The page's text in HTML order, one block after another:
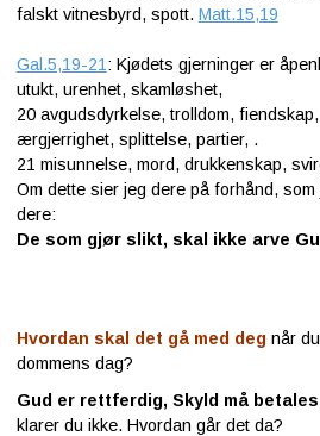
falskt vitnesbyrd, spott. Matt.15,19
Gal.5,19-21 : Kjødets gjerninger er
utukt, urenhet, skamløshet,
20 avgudsdyrkelse, trolldom,
ærgjerrighet, splittelse, partier, .
21 misunnelse, mord, drukkenskap,
Om dette sier jeg dere på forhånd,
dere:
De som gjør slikt, skal ikke arve
Hvordan skal det gå med deg når
dommens dag?
Gud er rettferdig, Skyld må
klarer du ikke. Hvordan går det da?